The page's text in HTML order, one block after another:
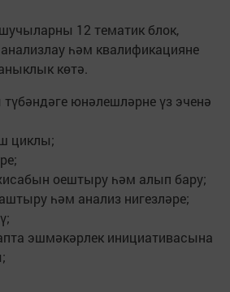
12 тематик блок,
һәм квалификацияне
көтә.
юнәлешләрне үз эченә
циклы;
оештыру һәм алып бару;
һәм анализ нигезләре;
эшмәкәрлек инициативасына